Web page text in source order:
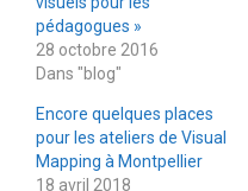
pédagogues »
28 octobre 2016
Dans "blog"
Encore quelques places
pour les ateliers de Visual
Mapping à Montpellier
18 avril 2018